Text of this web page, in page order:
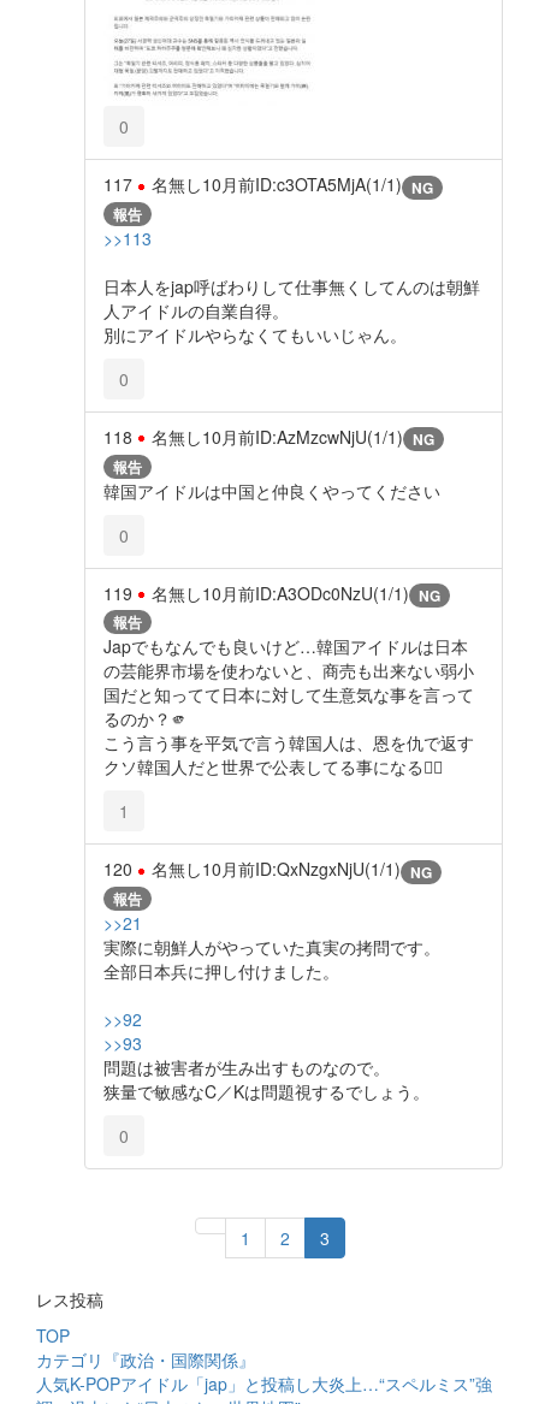
0
117 名無し10月前ID:c3OTA5MjA(1/1) NG
報告
>>113
日本人をjap呼ばわりして仕事無くしてんのは朝鮮
人アイドルの自業自得。
別にアイドルやらなくてもいいじゃん。
0
118 名無し10月前ID:AzMzcwNjU(1/1) NG
報告
韓国アイドルは中国と仲良くやってください
0
119 名無し10月前ID:A3ODc0NzU(1/1) NG
報告
Japでもなんでも良いけど…韓国アイドルは日本
の芸能界市場を使わないと、商売も出来ない弱小
国だと知ってて日本に対して生意気な事を言って
るのか？🫵
こう言う事を平気で言う韓国人は、恩を仇で返す
クソ韓国人だと世界で公表してる事になる😮‍💨
1
120 名無し10月前ID:QxNzgxNjU(1/1) NG
報告
>>21
実際に朝鮮人がやっていた真実の拷問です。
全部日本兵に押し付けました。
>>92
>>93
問題は被害者が生み出すものなので。
狭量で敏感なC／Kは問題視するでしょう。
0
1 2 3
レス投稿
TOP
カテゴリ『政治・国際関係』
人気K-POPアイドル「jap」と投稿し大炎上…“スペルミス”強